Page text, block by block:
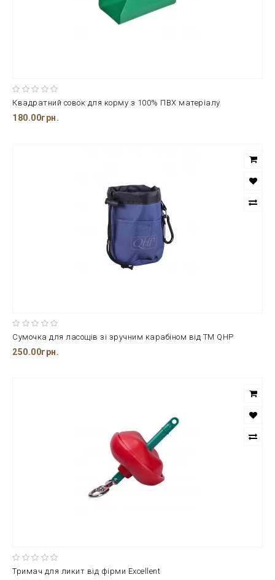
Квадратний совок для корму з 100% ПВХ матеріалу
180.00грн.
Сумочка для ласощів зі зручним карабіном від ТМ QHP
250.00грн.
Тримач для ликит від фірми Excellent